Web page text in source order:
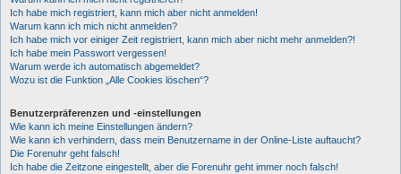
Ich habe mich registriert, kann mich aber nicht anmelden!
Warum kann ich mich nicht anmelden?
Ich habe mich vor einiger Zeit registriert, kann mich aber nicht mehr anmelden?!
Ich habe mein Passwort vergessen!
Warum werde ich automatisch abgemeldet?
Wozu ist die Funktion „Alle Cookies löschen“?
Benutzerpräferenzen und -einstellungen
Wie kann ich meine Einstellungen ändern?
Wie kann ich verhindern, dass mein Benutzername in der Online-Liste auftaucht?
Die Forenuhr geht falsch!
Ich habe die Zeitzone eingestellt, aber die Forenuhr geht immer noch falsch!